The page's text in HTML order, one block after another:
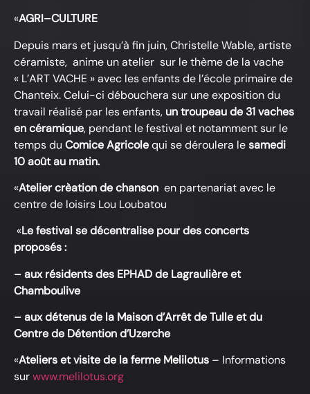
«AGRI–CULTURE
Depuis mars et jusqu’à fin juin, Christelle Wable, artiste
céramiste, anime un atelier sur le thème de la vache
« L’ART VACHE » avec les enfants de l’école primaire de
Chanteix. Celui-ci débouchera sur une exposition du
travail réalisé par les enfants, un troupeau de 31 vaches
en céramique, pendant le festival et notamment sur le
temps du Comice Agricolequi se déroulera lesamedi
10 août au matin.
«Atelier crèation de chanson en partenariat avec le
centre de loisirs Lou Loubatou
«Le festival se décentralise pour des concerts
proposés :
– aux résidents des EPHAD de Lagraulière et
Chamboulive
– aux détenus de la Maison d’Arrêt de Tulle et du
Centre de Détention d’Uzerche
«Ateliers et visite de la ferme Melilotus – Informations
surwww.melilotus.org